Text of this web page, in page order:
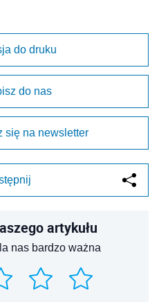
do druku
do nas
się na newsletter
artykułu
nas bardzo ważna